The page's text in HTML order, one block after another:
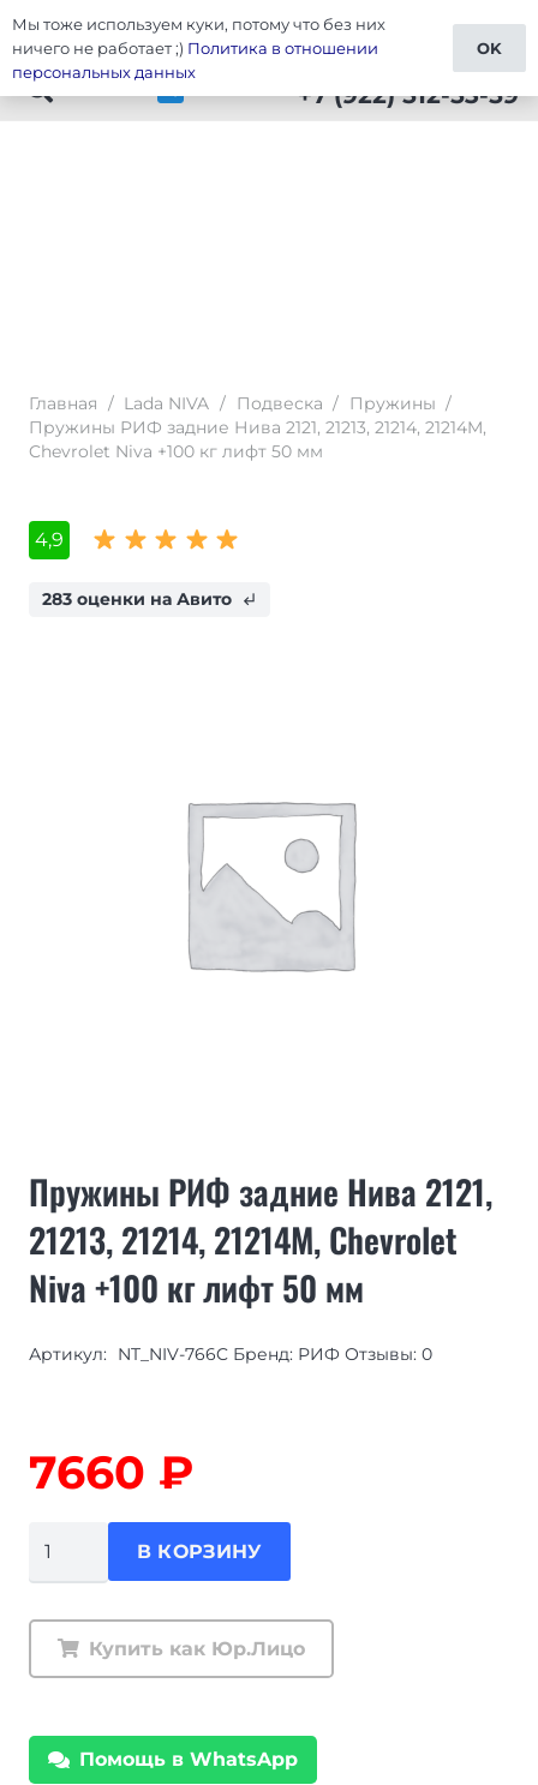
Тюнинг Lada NIVA
+7 (922) 512-53-59
Главная / Lada NIVA / Подвеска / Пружины /
Пружины РИФ задние Нива 2121, 21213, 21214, 21214M,
Chevrolet Niva +100 кг лифт 50 мм
4,9
283 оценки на Авито subdirectory_arrow_left
Пружины РИФ задние Нива 2121,
21213, 21214, 21214M, Chevrolet
Niva +100 кг лифт 50 мм
Артикул: NT_NIV-766C Бренд: РИФ Отзывы: 0
7660 ₽
РИФ
задние
2121,
21213,
В КОРЗИНУ
Купить как Юр.Лицо
Помощь в WhatsApp
Мы тоже используем куки, потому что без них
ничего не работает ;) Политика в отношении
персональных данных
OK